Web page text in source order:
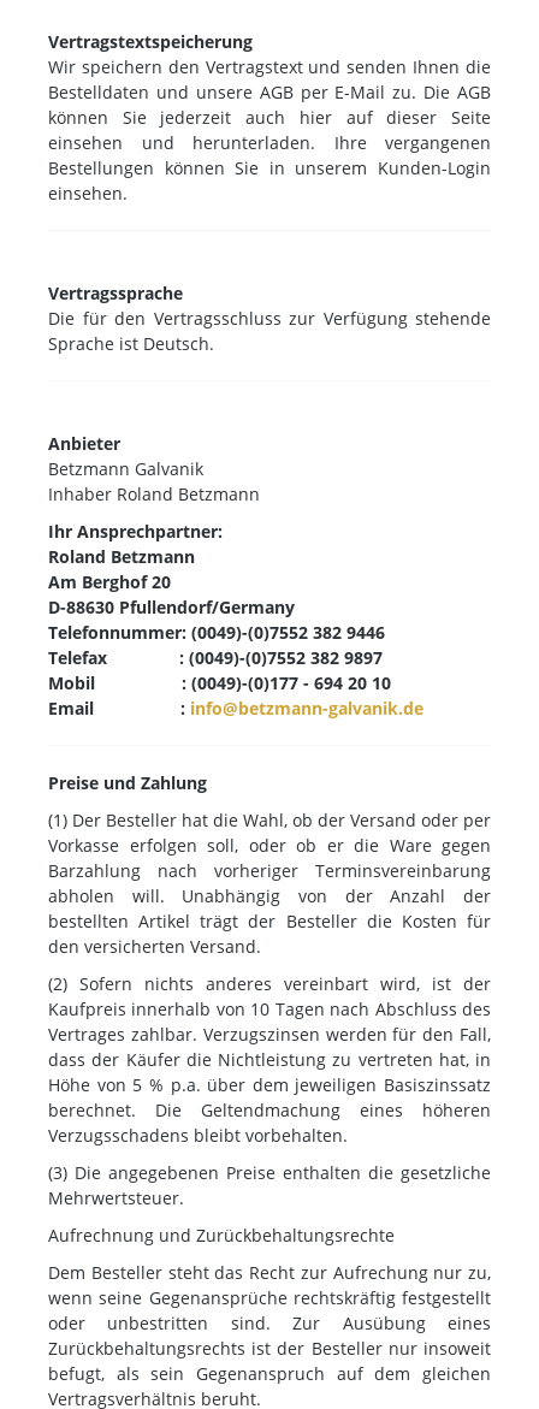
Vertragstextspeicherung
Wir speichern den Vertragstext und senden Ihnen die
Bestelldaten und unsere AGB per E-Mail zu. Die AGB
können Sie jederzeit auch hier auf dieser Seite
einsehen und herunterladen. Ihre vergangenen
Bestellungen können Sie in unserem Kunden-Login
einsehen.
Vertragssprache
Die für den Vertragsschluss zur Verfügung stehende
Sprache ist Deutsch.
Anbieter
Betzmann Galvanik
Inhaber Roland Betzmann
Ihr Ansprechpartner:
Roland Betzmann
Am Berghof 20
D-88630 Pfullendorf/Germany
Telefonnummer: (0049)-(0)7552 382 9446
Telefax : (0049)-(0)7552 382 9897
Mobil : (0049)-(0)177 - 694 20 10
Email : info@betzmann-galvanik.de
Preise und Zahlung
(1) Der Besteller hat die Wahl, ob der Versand oder per
Vorkasse erfolgen soll, oder ob er die Ware gegen
Barzahlung nach vorheriger Terminsvereinbarung
abholen will. Unabhängig von der Anzahl der
bestellten Artikel trägt der Besteller die Kosten für
den versicherten Versand.
(2) Sofern nichts anderes vereinbart wird, ist der
Kaufpreis innerhalb von 10 Tagen nach Abschluss des
Vertrages zahlbar. Verzugszinsen werden für den Fall,
dass der Käufer die Nichtleistung zu vertreten hat, in
Höhe von 5 % p.a. über dem jeweiligen Basiszinssatz
berechnet. Die Geltendmachung eines höheren
Verzugsschadens bleibt vorbehalten.
(3) Die angegebenen Preise enthalten die gesetzliche
Mehrwertsteuer.
Aufrechnung und Zurückbehaltungsrechte
Dem Besteller steht das Recht zur Aufrechung nur zu,
wenn seine Gegenansprüche rechtskräftig festgestellt
oder unbestritten sind. Zur Ausübung eines
Zurückbehaltungsrechts ist der Besteller nur insoweit
befugt, als sein Gegenanspruch auf dem gleichen
Vertragsverhältnis beruht.